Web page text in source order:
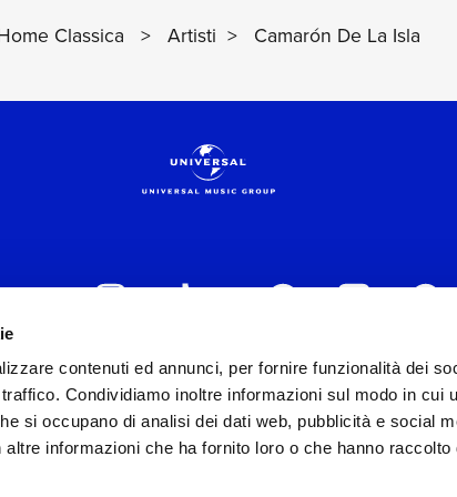
contenuti ed annunci, per fornire funzionalità dei
Condividiamo inoltre informazioni sul modo in cui
si occupano di analisi dei dati web, pubblicità e social
informazioni che ha fornito loro o che hanno raccolto
Classica > Artisti > Camarón De La Isla
s.r.l. (Società con unico socio) | Via Nervesa,
Iscritta al REA di Milano con il numero 966135 in
sociale Euro 2.000.000 interamente versato.
in tema di corporate compliance ed al fine di
di gestione e organizzazione ex d.lgs. 231/2001 e